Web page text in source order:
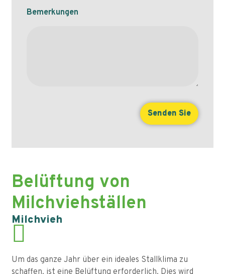
Bemerkungen
Belüftung von
Milchviehställen
Milchvieh
Um das ganze Jahr über ein ideales Stallklima zu
schaffen, ist eine Belüftung erforderlich. Dies wird